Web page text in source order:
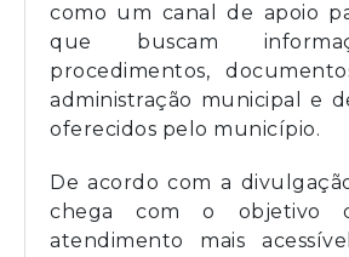
como um canal de apoio
que buscam
procedimentos,
administração municipal e
oferecidos pelo município.
De acordo com a
chega com o objetivo
atendimento mais